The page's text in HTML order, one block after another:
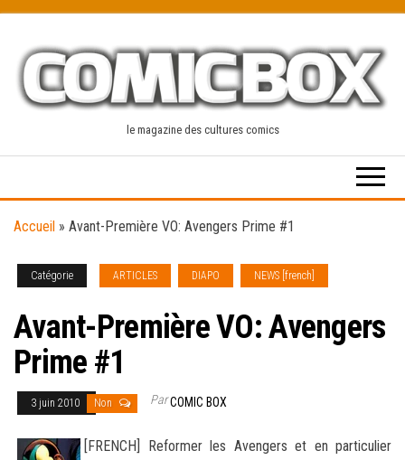
content
le magazine des cultures comics
Accueil » Avant-Première VO: Avengers Prime #1
Catégorie ARTICLES DIAPO NEWS [french]
Avant-Première VO: Avengers
Prime #1
3 juin 2010 Non ParCOMIC BOX
[FRENCH] Reformer les Avengers et en particulier